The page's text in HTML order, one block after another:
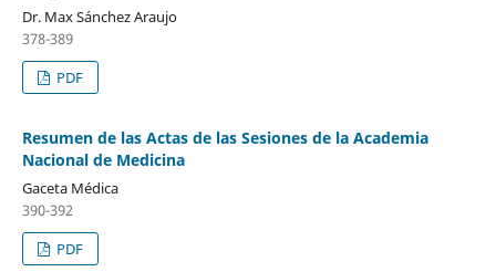
Dr. Max Sánchez Araujo
378-389
PDF
Resumen de las Actas de las Sesiones de la Academia
Nacional de Medicina
Gaceta Médica
390-392
PDF